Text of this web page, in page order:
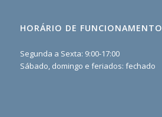
HORÁRIO DE FUNCIONAMENTO
Segunda a Sexta: 9:00-17:00
Sábado, domingo e feriados: fechado